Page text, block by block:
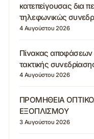
κατεπείγουσας δια
τηλεφωνικώς
4 Αυγούστου 2026
Πίνακας
τακτικής
4 Αυγούστου 2026
ΠΡΟΜΗΘΕΙΑ
ΕΞΟΠΛΙΣΜΟΥ
3 Αυγούστου 2026